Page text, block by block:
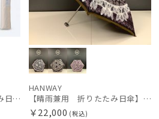
【超撥水晴雨兼用折りたたみ日傘】フロータス（FLO(A)TUS）プレーン 大きめ60 晴雨兼用 UV100 遮光100 簡単開閉 耐風
HANWAY
【晴雨兼用 折りたたみ日傘】ハンウェイ（ＨＡＮＷＡＹ）Vestido de frida（べスティード・デ・フリーダ）
￥22,000 (税込)